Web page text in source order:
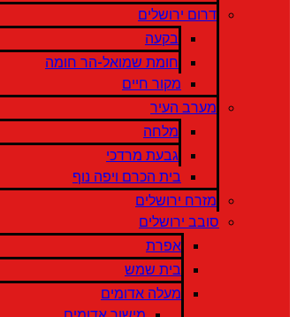
דרום ירושלים
בקעה
חומת שמואל-הר חומה
מקור חיים
מערב העיר
מלחה
גבעת מרדכי
בית הכרם ויפה נוף
מזרח ירושלים
סובב ירושלים
אפרת
בית שמש
מעלה אדומים